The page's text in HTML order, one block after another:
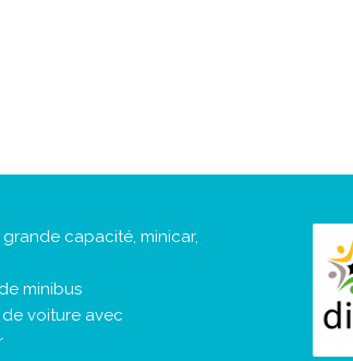
capacité, minicar,
minibus
voiture avec